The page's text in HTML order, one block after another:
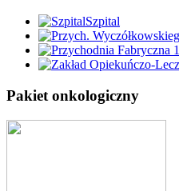
Szpital
Pakiet onkologiczny